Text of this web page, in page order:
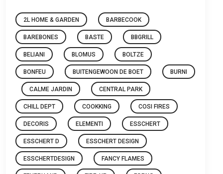
2L HOME & GARDEN BARBECOOK
BAREBONES BASTE BBGRILL
BELIANI BLOMUS BOLTZE
BONFEU BUITENGEWOON DE BOET BURNI
CALME JARDIN CENTRAL PARK
CHILL DEPT COOKKING COSI FIRES
DECORIS ELEMENTI ESSCHERT
ESSCHERT D ESSCHERT DESIGN
ESSCHERTDESIGN FANCY FLAMES